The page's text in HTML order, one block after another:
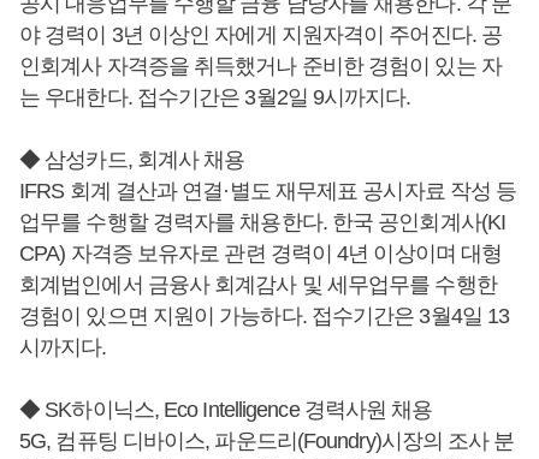
야 경력이 3년 이상인 자에게 지원자격이 주어진다. 공
인회계사 자격증을 취득했거나 준비한 경험이 있는 자
는 우대한다. 접수기간은 3월2일 9시까지다.
◆ 삼성카드, 회계사 채용
IFRS 회계 결산과 연결·별도 재무제표 공시자료 작성 등
업무를 수행할 경력자를 채용한다. 한국 공인회계사(KI
CPA) 자격증 보유자로 관련 경력이 4년 이상이며 대형
회계법인에서 금융사 회계감사 및 세무업무를 수행한
경험이 있으면 지원이 가능하다. 접수기간은 3월4일 13
시까지다.
◆ SK하이닉스, Eco Intelligence 경력사원 채용
5G, 컴퓨팅 디바이스, 파운드리(Foundry)시장의 조사 분